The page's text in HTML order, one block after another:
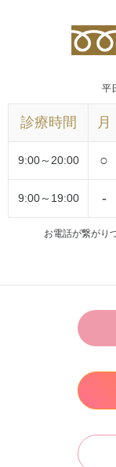
平
診療時間 月
9:00～20:00 ○
9:00～19:00 -
お電話が繋がり